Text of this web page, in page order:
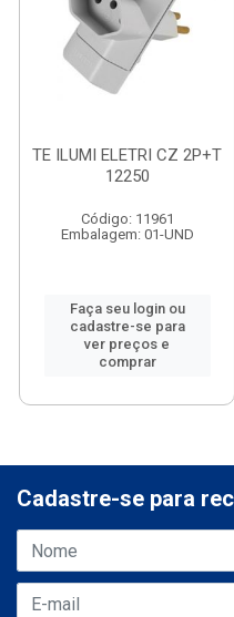
TE ILUMI ELETRI CZ 2P+T
12250
Código: 11961
Embalagem: 01-UND
Faça seu login ou
cadastre-se para
ver preços e
comprar
Cadastre-se para